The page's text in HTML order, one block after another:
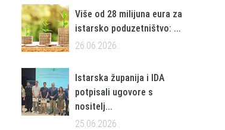
Više od 28 milijuna eura za
istarsko poduzetništvo: ...
26.06.2026..
Istarska županija i IDA
potpisali ugovore s
nositelj...
25.06.2026..